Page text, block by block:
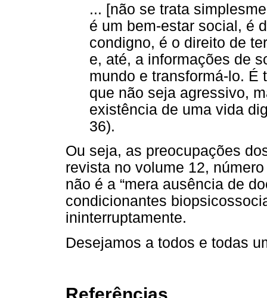
... [não se trata
é um bem-estar social, é
condigno, é o direito de
e, até, a informações de
mundo e transformá-lo. É
que não seja agressivo,
existência de uma vida
36).
Ou seja, as preocupações
revista no volume 12,
não é a “mera ausência de
condicionantes
ininterruptamente.
Desejamos a todos e todas